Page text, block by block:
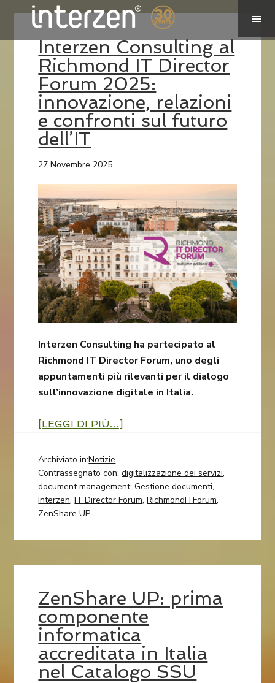
Interzen Consulting al
Richmond IT Director
Forum 2025:
innovazione, relazioni
e confronti sul futuro
dell’IT
27 Novembre 2025
Interzen Consulting ha partecipato al
Richmond IT Director Forum, uno degli
appuntamenti più rilevanti per il dialogo
sull’innovazione digitale in Italia.
[LEGGI DI PIÙ…]
Archiviato in:Notizie
Contrassegnato con:digitalizzazione dei servizi,
document management,Gestione documenti,
Interzen,IT Director Forum,RichmondITForum,
ZenShare UP
ZenShare UP: prima
componente
informatica
accreditata in Italia
nel Catalogo SSU